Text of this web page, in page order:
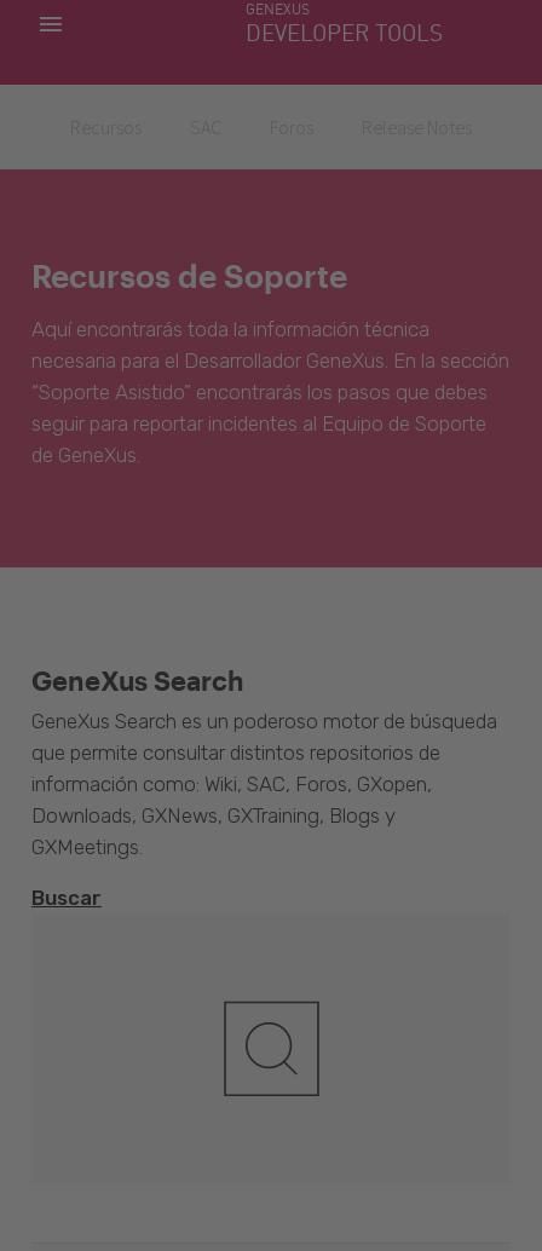
GENEXUS
DEVELOPER TOOLS
MIS APLICACIONES
Recursos de Soporte
Aquí encontrarás toda la información técnica
necesaria para el Desarrollador GeneXus. En la sección
“Soporte Asistido” encontrarás los pasos que debes
seguir para reportar incidentes al Equipo de Soporte
de GeneXus.
GeneXus Search
GeneXus Search es un poderoso motor de búsqueda
que permite consultar distintos repositorios de
información como: Wiki, SAC, Foros, GXopen,
Downloads, GXNews, GXTraining, Blogs y
GXMeetings.
Buscar